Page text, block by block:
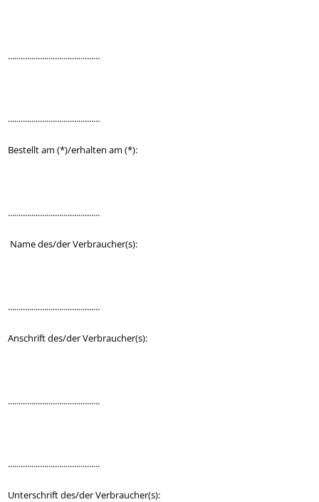
...........................................
...........................................
Bestellt am (*)/erhalten am (*):
...........................................
Name des/der Verbraucher(s):
...........................................
Anschrift des/der Verbraucher(s):
...........................................
...........................................
Unterschrift des/der Verbraucher(s):